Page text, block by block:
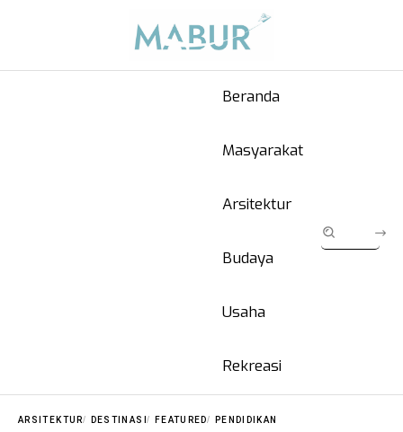
Beranda
Masyarakat
Arsitektur
Budaya
Usaha
Rekreasi
ARSITEKTUR DESTINASI FEATURED PENDIDIKAN